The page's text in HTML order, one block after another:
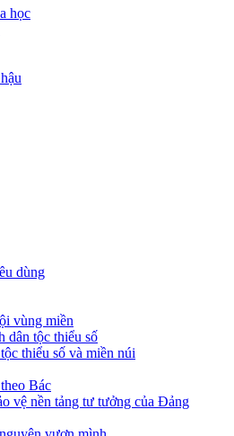
học
dùng
vùng miền
dân tộc thiểu số
thiểu số và miền núi
Bác
vệ nền tảng tư tưởng của Đảng